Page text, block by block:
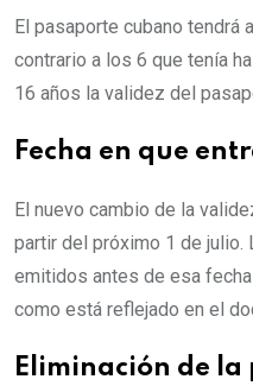
El pasaporte cubano tendrá
contrario a los 6 que tenía
16 años la validez del
Fecha en que
El nuevo cambio de la
partir del próximo 1 de julio.
emitidos antes de esa
como está reflejado en el
Eliminación de la